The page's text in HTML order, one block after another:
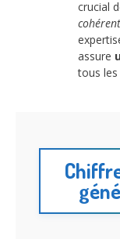
crucial
cohérent
assure
tous